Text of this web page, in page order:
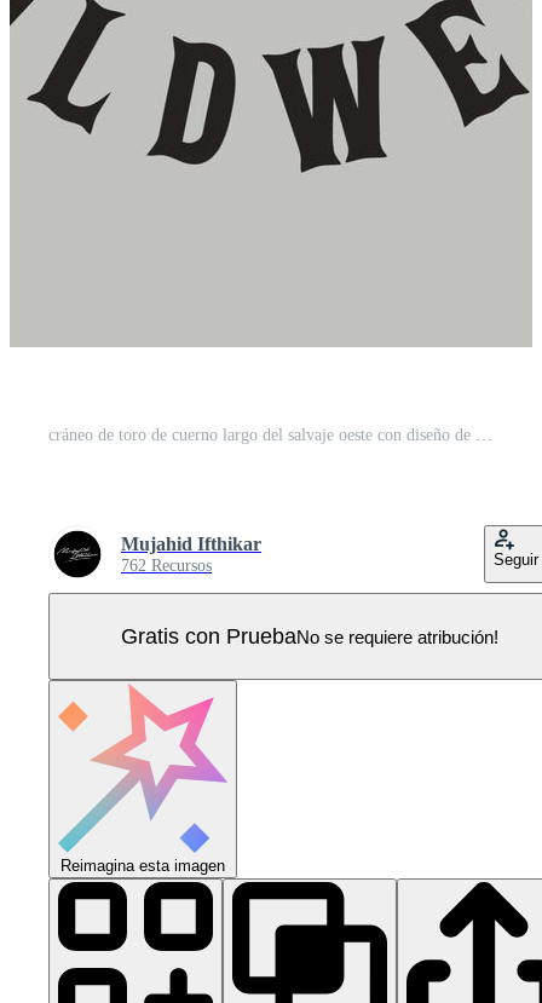
cráneo de toro de cuerno largo del salvaje oeste con diseño de vaquero de pistolas de revólver Vector Pro
Mujahid Ifthikar
762 Recursos Seguir
Gratis con PruebaNo se requiere atribución!
Reimagina esta imagen